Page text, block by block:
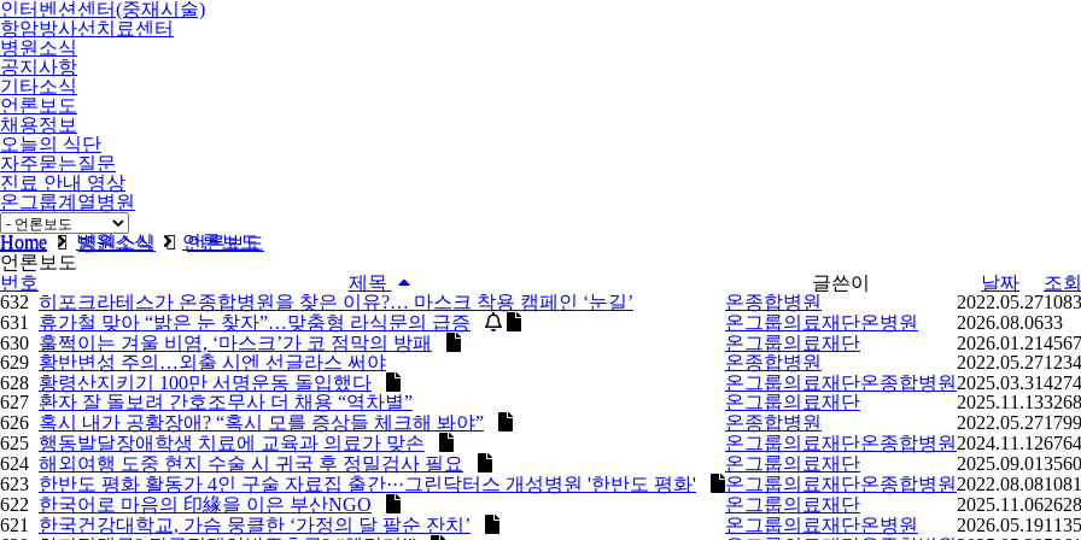
인터벤션센터(중재시술)
항암방사선치료센터
병원소식
공지사항
기타소식
언론보도
채용정보
오늘의 식단
자주묻는질문
진료 안내 영상
온그룹계열병원
비급여
Home
병원소식 언론보도
Home 병원소식
언론보도
언론보도
번호
제목 글쓴이 날짜
조
632 히포크라테스가 온종합병원을 찾은 이유?… 마스크 착용 캠페인 ‘눈길’ 온종합병원 2022.05.27
631
휴가철 맞아 “밝은 눈 찾자”…맞춤형 라식문의 급증 온그룹의료재단온병원 2026.08.0633
630 훌쩍이는 겨울 비염, ‘마스크’가 코 점막의 방패 온그룹의료재단 2026.01.214567
629 황반변성 주의…외출 시엔 선글라스 써야 온종합병원 2022.05.27
628 황령산지키기 100만 서명운동 돌입했다 온그룹의료재단온종합병원 2025.03.314274
627 환자 잘 돌보려 간호조무사 더 채용 “역차별” 온그룹의료재단 2025.11.133268
626 혹시 내가 공황장애? “혹시 모를 증상들 체크해 봐야” 온종합병원 2022.05.27
625 행동발달장애학생 치료에 교육과 의료가 맞손 온그룹의료재단온종합병원 2024.11.126764
624 해외여행 도중 현지 수술 시 귀국 후 정밀검사 필요 온그룹의료재단 2025.09.013560
623 한반도 평화 활동가 4인 구술 자료집 출간···그린닥터스 개성병원 '한반도 평화' 온그룹의료재단온종합병원 2022.08.08
622 한국어로 마음의 印緣을 이은 부산NGO 온그룹의료재단 2025.11.062628
621
한국건강대학교, 가슴 뭉클한 ‘가정의 달 팔순 잔치’ 온그룹의료재단온병원 2026.05.191135